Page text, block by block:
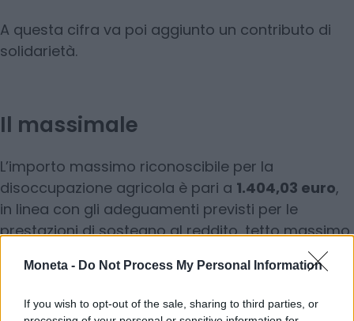
Moneta - Do Not Process My Personal Information
If you wish to opt-out of the sale, sharing to third parties, or
A questa cifra va poi aggiunto un contributo di
solidarietà.
Il massimale
L’importo massimo riconoscibile per la
disoccupazione agricola è pari a 1.404,03 euro,
in linea con gli adeguamenti previsti per le
prestazioni di sostegno al reddito, tetto massimo